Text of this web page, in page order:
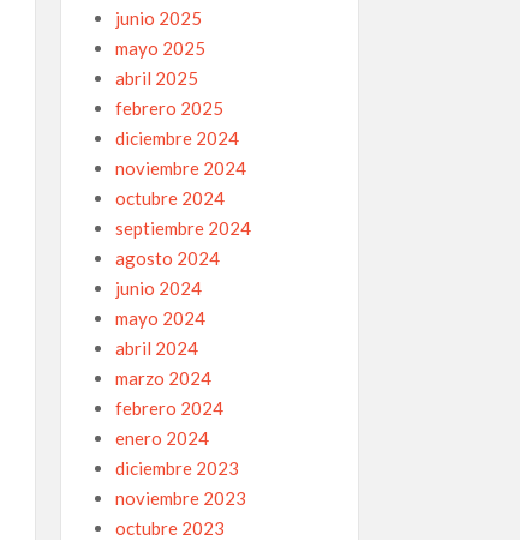
junio 2025
mayo 2025
abril 2025
febrero 2025
diciembre 2024
noviembre 2024
octubre 2024
septiembre 2024
agosto 2024
junio 2024
mayo 2024
abril 2024
marzo 2024
febrero 2024
enero 2024
diciembre 2023
noviembre 2023
octubre 2023